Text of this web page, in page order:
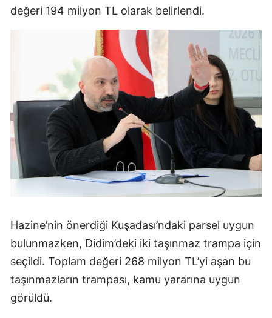
değeri 194 milyon TL olarak belirlendi.
Hazine’nin önerdiği Kuşadası’ndaki parsel uygun
bulunmazken, Didim’deki iki taşınmaz trampa için
seçildi. Toplam değeri 268 milyon TL’yi aşan bu
taşınmazların trampası, kamu yararına uygun
görüldü.